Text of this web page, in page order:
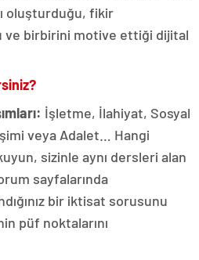
oluşturduğu, fikir
ve birbirini motive ettiği dijital
İşletme, İlahiyat, Sosyal
veya Adalet… Hangi
sizinle aynı dersleri alan
sayfalarında
bir iktisat sorusunu
püf noktalarını